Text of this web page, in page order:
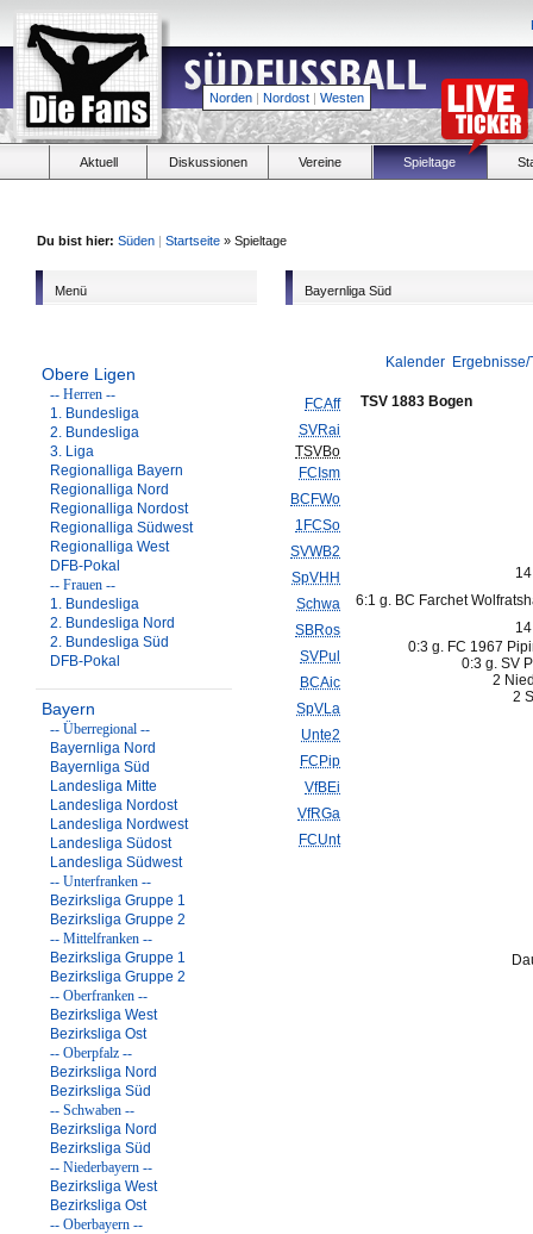
Norden | Nordost | Westen
Aktuell Diskussionen Vereine Spieltage
Du bist hier: Süden | Startseite » Spieltage
Menü
Obere Ligen
-- Herren --
1. Bundesliga
2. Bundesliga
3. Liga
Regionalliga Bayern
Regionalliga Nord
Regionalliga Nordost
Regionalliga Südwest
Regionalliga West
DFB-Pokal
-- Frauen --
1. Bundesliga
2. Bundesliga Nord
2. Bundesliga Süd
DFB-Pokal
Bayern
-- Überregional --
Bayernliga Nord
Bayernliga Süd
Landesliga Mitte
Landesliga Nordost
Landesliga Nordwest
Landesliga Südost
Landesliga Südwest
-- Unterfranken --
Bezirksliga Gruppe 1
Bezirksliga Gruppe 2
-- Mittelfranken --
Bezirksliga Gruppe 1
Bezirksliga Gruppe 2
-- Oberfranken --
Bezirksliga West
Bezirksliga Ost
-- Oberpfalz --
Bezirksliga Nord
Bezirksliga Süd
-- Schwaben --
Bezirksliga Nord
Bezirksliga Süd
-- Niederbayern --
Bezirksliga West
Bezirksliga Ost
-- Oberbayern --
Bayernliga Süd
Kalender
FCAff
SVRai
TSVBo
FCIsm
BCFWo
1FCSo
SVWB2
SpVHH
Schwa
SBRos
SVPul
BCAic
SpVLa
Unte2
FCPip
VfBEi
VfRGa
FCUnt
TSV 1883 Bogen
6:1 g. BC Farchet
0:3 g. FC 1967
0:3 g. SV
2
2